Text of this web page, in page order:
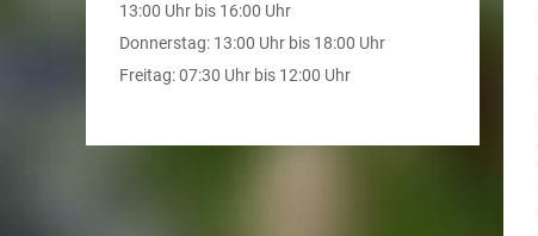
13:00 Uhr bis 16:00 Uhr
Donnerstag: 13:00 Uhr bis 18:00 Uhr
Freitag: 07:30 Uhr bis 12:00 Uhr